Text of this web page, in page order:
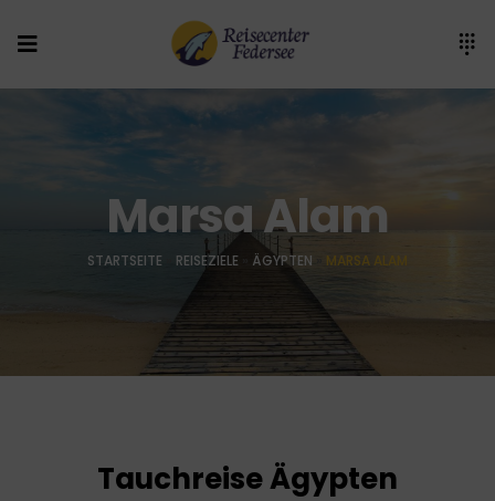
Marsa Alam
STARTSEITE REISEZIELE ÄGYPTEN MARSA ALAM
Tauchreise Ägypten